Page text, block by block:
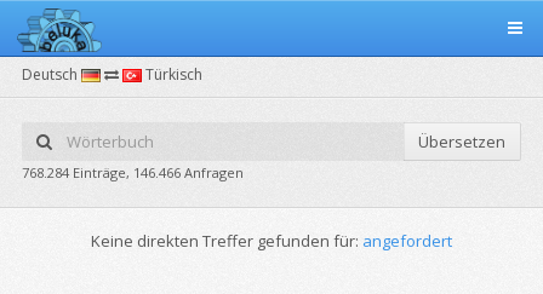
Deutsch Türkisch
Übersetzen
768.284 Einträge, 146.466 Anfragen
Keine direkten Treffer gefunden für: angefordert